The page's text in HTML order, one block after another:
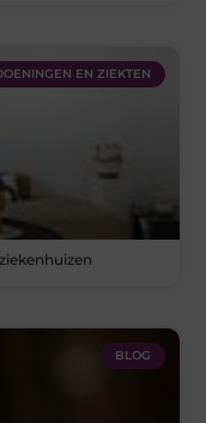
EN ZIEKTEN
BLOG